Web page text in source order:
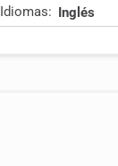
Idiomas: Inglés